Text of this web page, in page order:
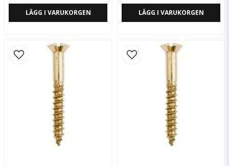
LÄGG I VARUKORGEN LÄGG I VARUKORGEN